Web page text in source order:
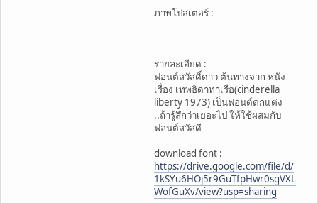
ภาพโปสเตอร์ :
รายละเอียด :
ฟอนต์สวัสดิ์ดาว ต้นทางจาก หนัง
เรื่อง เทพธิดาท่าเรือ(cinderella
liberty 1973) เป็นฟอนต์ตกแต่ง
..ถ้ารู้สึกว่าเยอะไป ให้ใช้ผสมกับ
ฟอนต์สวัสดี
download font :
https://drive.google.com/file/d/
1kSYu6HOj5r9GuTfpHwr0sgVXL
WofGuXv/view?usp=sharing